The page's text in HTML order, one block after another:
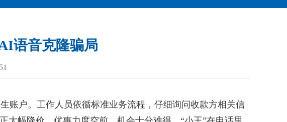
语音克隆骗局
户。工作人员依循标准业务流程，仔细询问收款方相关信